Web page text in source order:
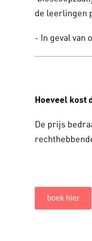
de leerlingen
- In geval van
Hoeveel kost
De prijs
boek hier